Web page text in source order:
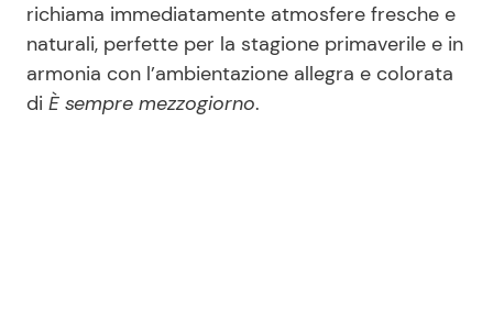
richiama immediatamente atmosfere fresche e
naturali, perfette per la stagione primaverile e in
armonia con l’ambientazione allegra e colorata
di È sempre mezzogiorno.